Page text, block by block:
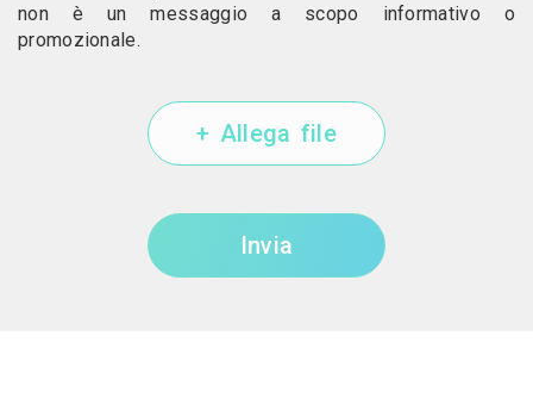
non è un messaggio a scopo informativo o
promozionale.
+ Allega file
Invia